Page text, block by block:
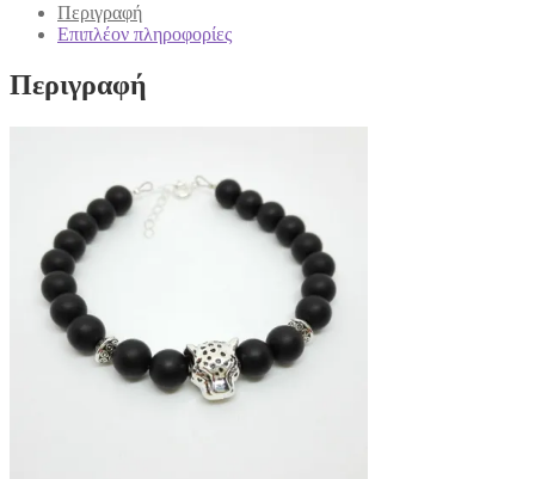
Περιγραφή
Επιπλέον πληροφορίες
Περιγραφή